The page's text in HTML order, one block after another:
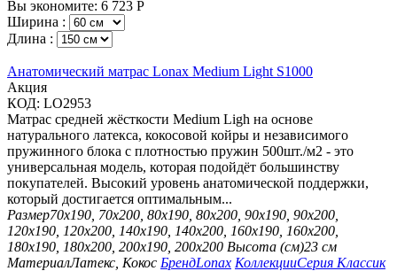
Вы экономите: 6 723 Р
Ширина :
Длина :
Анатомический матрас Lonax Medium Light S1000
Aкция
КОД: LO2953
Матрас средней жёсткости Medium Ligh на основе
натурального латекса, кокосовой койры и независимого
пружинного блока с плотностью пружин 500шт./м2 - это
универсальная модель, которая подойдёт большинству
покупателей. Высокий уровень анатомической поддержки,
который достигается оптимальным...
Размер70х190, 70х200, 80х190, 80х200, 90х190, 90х200,
120х190, 120х200, 140х190, 140х200, 160х190, 160х200,
180х190, 180х200, 200х190, 200х200 Высота (см)23 см
МатериалЛатекс, Кокос БрендLonax КоллекцииСерия Классик